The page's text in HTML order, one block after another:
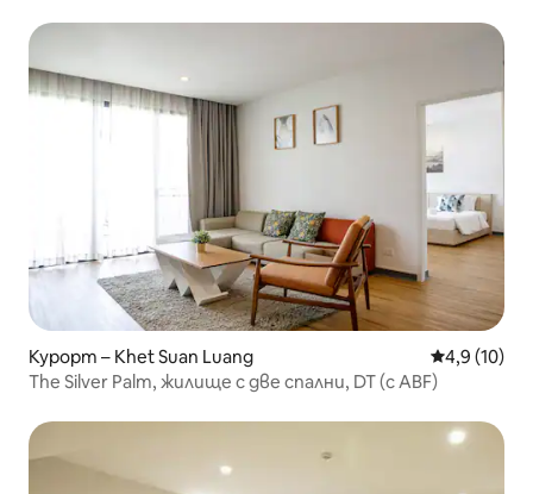
Курорт – Khet Suan Luang Средна
4,9 (10)
The Silver Palm, жилище с две спални, DT (с ABF)